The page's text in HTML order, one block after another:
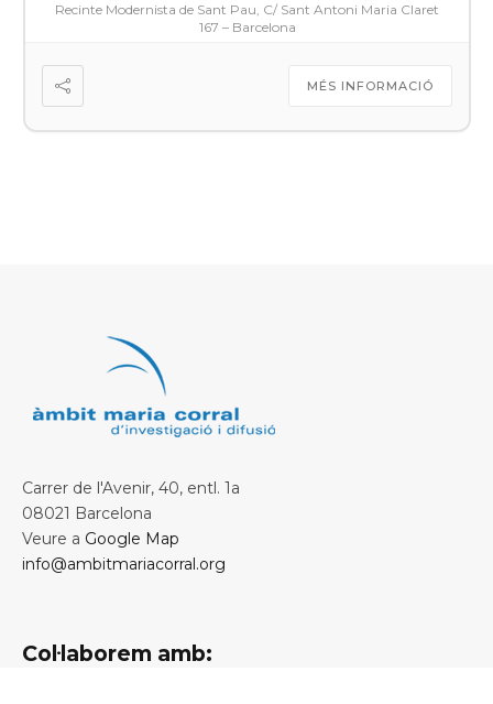
Recinte Modernista de Sant Pau, C/ Sant Antoni Maria Claret
167 – Barcelona
MÉS INFORMACIÓ
Carrer de l'Avenir, 40, entl. 1a
08021 Barcelona
Veure a Google Map
info@ambitmariacorral.org
Col·laborem amb: